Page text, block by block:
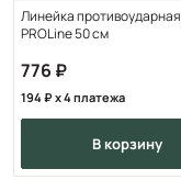
Линейка противоударная
PROLine 50 см
776
194 x 4 платежа
в корзину